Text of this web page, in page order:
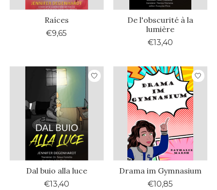
Raíces
€9,65
De l'obscurité à la
lumière
€13,40
Dal buio alla luce
€13,40
Drama im Gymnasium
€10,85